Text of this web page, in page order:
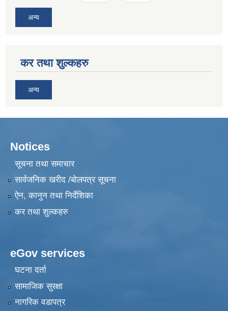
अन्य
कर तथा शुल्कहरु
अन्य
Notices
सूचना तथा समाचार
सार्वजनिक खरीद /बोलपत्र सूचना
ऐन, कानुन तथा निर्देशिका
कर तथा शुल्कहरु
eGov services
घटना दर्ता
सामाजिक सुरक्षा
नागरिक वडापत्र